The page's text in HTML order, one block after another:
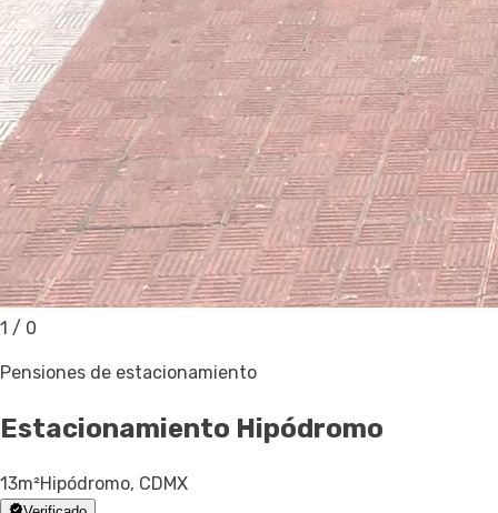
1 / 0
Pensiones de estacionamiento
Estacionamiento Hipódromo
13m²Hipódromo, CDMX